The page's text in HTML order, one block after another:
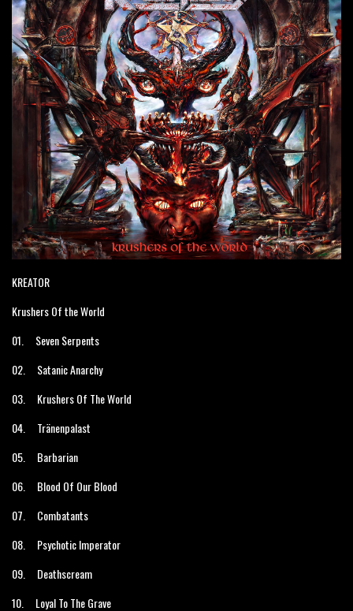
KREATOR
Krushers Of the World
01.
Seven Serpents
02.
Satanic Anarchy
03.
Krushers Of The World
04.
Tränenpalast
05.
Barbarian
06.
Blood Of Our Blood
07.
Combatants
08.
Psychotic Imperator
09.
Deathscream
10.
Loyal To The Grave